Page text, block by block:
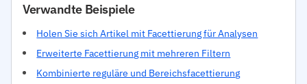
Verwandte Beispiele
Holen Sie sich Artikel mit Facettierung für Analysen
Erweiterte Facettierung mit mehreren Filtern
Kombinierte reguläre und Bereichsfacettierung